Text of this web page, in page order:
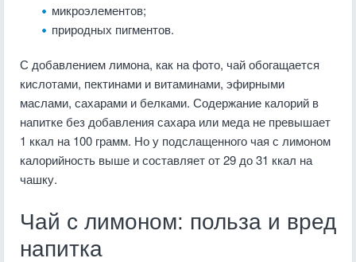
микроэлементов;
природных пигментов.
С добавлением лимона, как на фото, чай обогащается
кислотами, пектинами и витаминами, эфирными
маслами, сахарами и белками. Содержание калорий в
напитке без добавления сахара или меда не превышает
1 ккал на 100 грамм. Но у подслащенного чая с лимоном
калорийность выше и составляет от 29 до 31 ккал на
чашку.
Чай с лимоном: польза и вред
напитка